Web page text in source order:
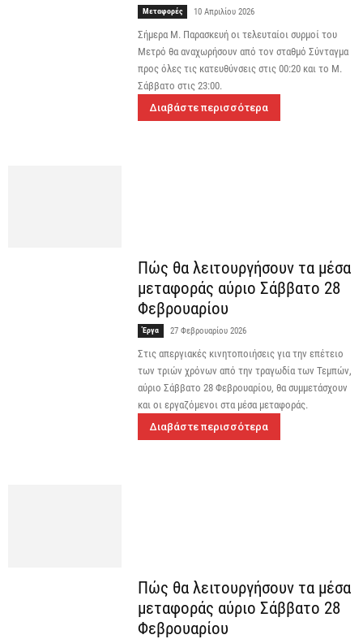
Μεταφορές 10 Απριλίου 2026
Σήμερα Μ. Παρασκευή οι τελευταίοι συρμοί του
Μετρό θα αναχωρήσουν από τον σταθμό Σύνταγμα
προς όλες τις κατευθύνσεις στις 00:20 και το Μ.
Σάββατο στις 23:00.
Διαβάστε περισσότερα
Πώς θα λειτουργήσουν τα μέσα
μεταφοράς αύριο Σάββατο 28
Φεβρουαρίου
Έργα 27 Φεβρουαρίου 2026
Στις απεργιακές κινητοποιήσεις για την επέτειο
των τριών χρόνων από την τραγωδία των Τεμπών,
αύριο Σάββατο 28 Φεβρουαρίου, θα συμμετάσχουν
και οι εργαζόμενοι στα μέσα μεταφοράς.
Διαβάστε περισσότερα
Πώς θα λειτουργήσουν τα μέσα
μεταφοράς αύριο Σάββατο 28
Φεβρουαρίου